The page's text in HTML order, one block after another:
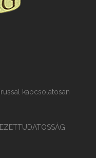
kapcsolatosan